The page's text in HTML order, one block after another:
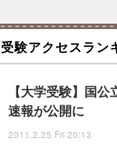
受験アクセスラン
【大学受験】国
速報が公開に
2011.2.25 Fri 20:13